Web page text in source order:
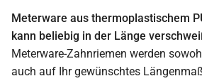
Meterware aus thermoplastischem
kann beliebig in der Länge
Meterware-Zahnriemen werden
auch auf Ihr gewünschtes